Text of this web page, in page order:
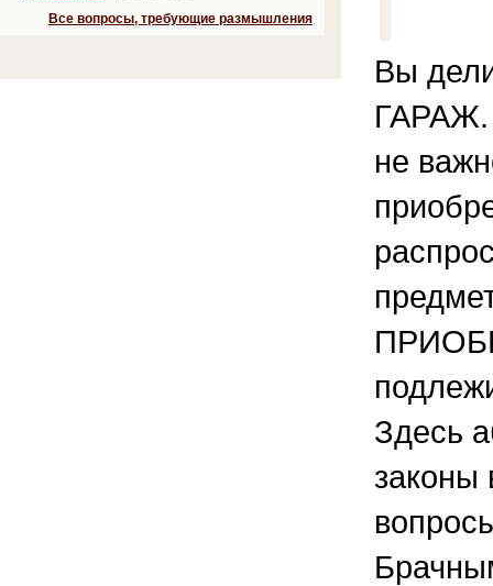
Все вопросы, требующие размышления
Вы
ГАРАЖ.
не
Здесь
законы